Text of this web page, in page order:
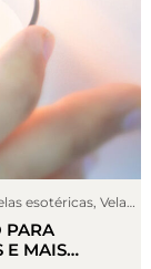
esotéricas Velas
PARA
E MAIS